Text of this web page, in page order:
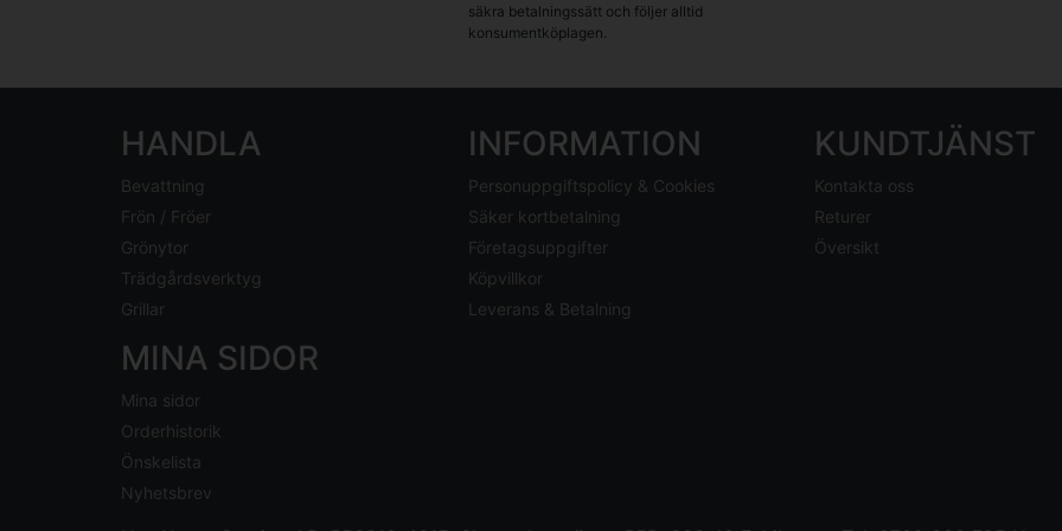
säkra betalningssätt och följer alltid
konsumentköplagen.
HANDLA
Bevattning
Frön / Fröer
Grönytor
Trädgårdsverktyg
Grillar
INFORMATION
Personuppgiftspolicy & Cookies
Säker kortbetalning
Företagsuppgifter
Köpvillkor
Leverans & Betalning
KUNDTJÄNST
Kontakta oss
Returer
Översikt
MINA SIDOR
Mina sidor
Orderhistorik
Önskelista
Nyhetsbrev